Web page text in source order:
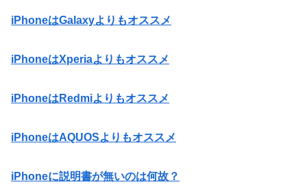
iPhoneはGalaxyよりもオススメ
iPhoneはXperiaよりもオススメ
iPhoneはRedmiよりもオススメ
iPhoneはAQUOSよりもオススメ
iPhoneに説明書が無いのは何故？